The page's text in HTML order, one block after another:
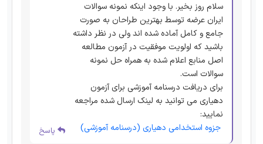
سلام روز بخیر. با وجود اینکه نمونه سوالات
ایران عرضه توسط بهترین طراحان به صورت
جامع و کامل آماده شده اند ولی در نظر داشته
باشید که اولویت موفقیت در آزمون مطالعه
اصل منابع اعلام شده به همراه حل نمونه
سوالات است.
برای دریافت درسنامه آموزشی برای آزمون
دهیاری می توانید به لینک ارسال شده مراجعه
نمایید:
جزوه استخدامی دهیاری (درسنامه آموزشی)
پاسخ